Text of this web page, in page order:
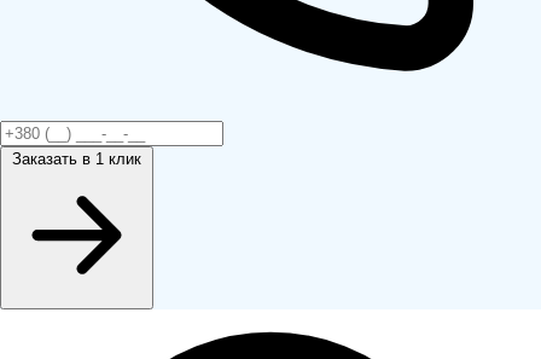
Заказать в 1 клик